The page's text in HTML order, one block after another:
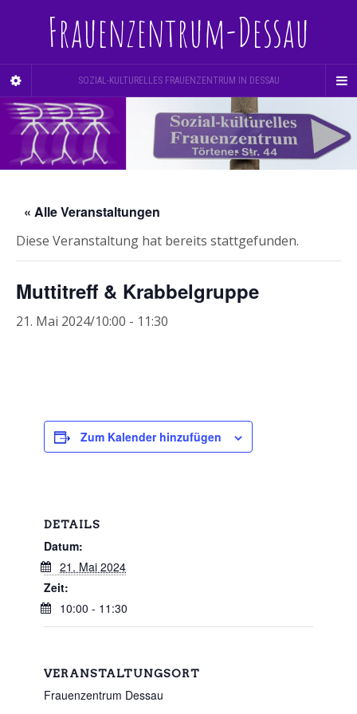
Frauenzentrum-Dessau
SOZIAL-KULTURELLES FRAUENZENTRUM IN DESSAU
« Alle Veranstaltungen
Diese Veranstaltung hat bereits stattgefunden.
Muttitreff & Krabbelgruppe
21. Mai 2024/10:00 - 11:30
Zum Kalender hinzufügen
DETAILS
Datum:
21. Mai 2024
Zeit:
10:00 - 11:30
VERANSTALTUNGSORT
Frauenzentrum Dessau